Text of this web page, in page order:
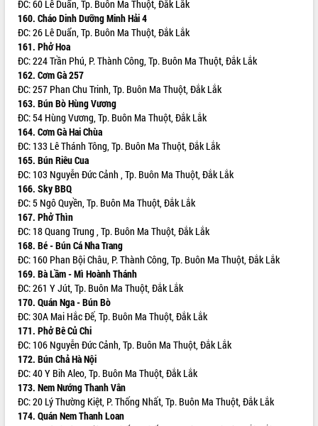
Tập trung nâng cao chất lượng, tổ
chức sản xuất sầu riêng theo hướng
bền vững
Đẩy nhanh công tác khắc phục, ổn
định đời sống Nhân dân sau bão số 13
Bí thư Tỉnh ủy Lương Nguyễn Minh
Triết dự Ngày hội đại đoàn kết tại
Buôn Đăk Tuôr, xã Cư Pui
Khởi công xây dựng Trường Phổ thông
nội trú liên cấp tiểu học và THCS xã Ia
Rvê
Phó Thủ tướng Chính phủ Mai Văn
Chính chia sẻ, động viên người dân
chịu ảnh hưởng nặng từ bão số 13
Chủ tịch UBND tỉnh kiểm tra công tác
phòng, chống bão số 13 tại các địa
bàn xung yếu
Tập trung đẩy nhanh giải ngân nguồn
vốn các chương trình mục tiêu quốc
gia
Xã Ea H'leo giữ vững và nâng cao chất
lượng các tiêu chí nông thôn mới
Công bố quyết định của Ban Thường
vụ Tỉnh ủy về công tác cán bộ
Nâng cao trách nhiệm người đứng
đầu, phát huy tinh thần chủ động,
sáng tạo để đảm bảo tiến độ giải ngân
ĐC: 60 Lê Duẩn, Tp. Buôn Ma Thuột, Đắk Lắk
160. Cháo Dinh Dưỡng Minh Hải 4
ĐC: 26 Lê Duẩn, Tp. Buôn Ma Thuột, Đắk Lắk
161. Phở Hoa
ĐC: 224 Trần Phú, P. Thành Công, Tp. Buôn Ma Thuột, Đắk Lắk
162. Cơm Gà 257
ĐC: 257 Phan Chu Trinh, Tp. Buôn Ma Thuột, Đắk Lắk
163. Bún Bò Hùng Vương
ĐC: 54 Hùng Vương, Tp. Buôn Ma Thuột, Đắk Lắk
164. Cơm Gà Hai Chùa
ĐC: 133 Lê Thánh Tông, Tp. Buôn Ma Thuột, Đắk Lắk
165. Bún Riêu Cua
ĐC: 103 Nguyễn Đức Cảnh , Tp. Buôn Ma Thuột, Đắk Lắk
166. Sky BBQ
ĐC: 5 Ngô Quyền, Tp. Buôn Ma Thuột, Đắk Lắk
167. Phở Thìn
ĐC: 18 Quang Trung , Tp. Buôn Ma Thuột, Đắk Lắk
168. Bé - Bún Cá Nha Trang
ĐC: 160 Phan Bội Châu, P. Thành Công, Tp. Buôn Ma Thuột, Đắk Lắk
169. Bà Lầm - Mì Hoành Thánh
ĐC: 261 Y Jút, Tp. Buôn Ma Thuột, Đắk Lắk
170. Quán Nga - Bún Bò
ĐC: 30A Mai Hắc Đế, Tp. Buôn Ma Thuột, Đắk Lắk
171. Phở Bê Củ Chi
ĐC: 106 Nguyễn Đức Cảnh, Tp. Buôn Ma Thuột, Đắk Lắk
172. Bún Chả Hà Nội
ĐC: 40 Y Bih Aleo, Tp. Buôn Ma Thuột, Đắk Lắk
173. Nem Nướng Thanh Vân
ĐC: 20 Lý Thường Kiệt, P. Thống Nhất, Tp. Buôn Ma Thuột, Đắk Lắk
174. Quán Nem Thanh Loan